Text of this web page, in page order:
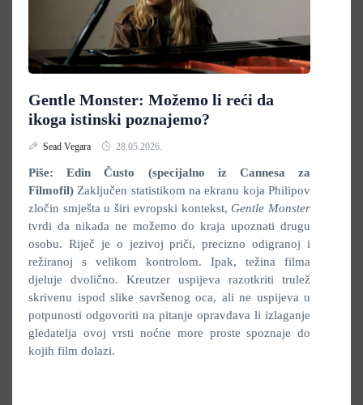
Gentle Monster: Možemo li reći da
ikoga istinski poznajemo?
Sead Vegara 28.05.2026.
Piše: Edin Čusto (specijalno iz Cannesa za
Filmofil) Zaključen statistikom na ekranu koja Philipov
zločin smješta u širi evropski kontekst,Gentle Monster
tvrdi da nikada ne možemo do kraja upoznati drugu
osobu. Riječ je o jezivoj priči, precizno odigranoj i
režiranoj s velikom kontrolom. Ipak, težina filma
djeluje dvolično. Kreutzer uspijeva razotkriti trulež
skrivenu ispod slike savršenog oca, ali ne uspijeva u
potpunosti odgovoriti na pitanje opravdava li izlaganje
gledatelja ovoj vrsti noćne more proste spoznaje do
kojih film dolazi.